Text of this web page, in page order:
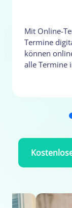
Mit Online-
Termine
können
alle Termine